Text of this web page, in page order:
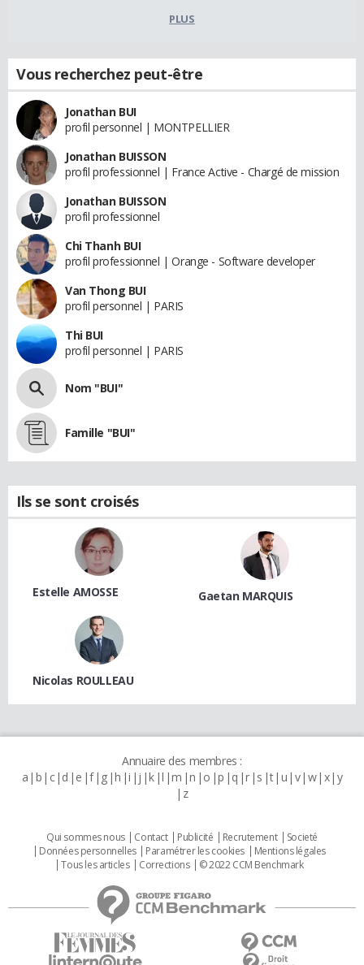
PLUS
Vous recherchez peut-être
Jonathan BUI
profil personnel | MONTPELLIER
Jonathan BUISSON
profil professionnel | France Active - Chargé de mission
Jonathan BUISSON
profil professionnel
Chi Thanh BUI
profil professionnel | Orange - Software developer
Van Thong BUI
profil personnel | PARIS
Thi BUI
profil personnel | PARIS
Nom "BUI"
Famille "BUI"
Ils se sont croisés
Estelle AMOSSE Gaetan MARQUIS
Nicolas ROULLEAU
Annuaire des membres :
a b c d e f g h i j k l m n o p q r s t u v w x y
z
Qui sommes nous Contact Publicité Recrutement
Societé
Données personnelles
Paramétrer les cookies
Mentions légales
Tous les articles
Corrections © 2022 CCM Benchmark